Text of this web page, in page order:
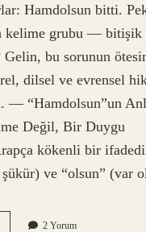
Hamdolsun bitti.
kelime grubu — bitişik
Gelin, bu sorunun
dilsel ve evrensel
— “Hamdolsun”un
Değil, Bir Duygu
kökenli bir
şükür) ve “olsun” (var
2 Yorum